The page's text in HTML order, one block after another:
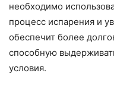
необходимо
процесс испарения и
обеспечит более
способную
условия.